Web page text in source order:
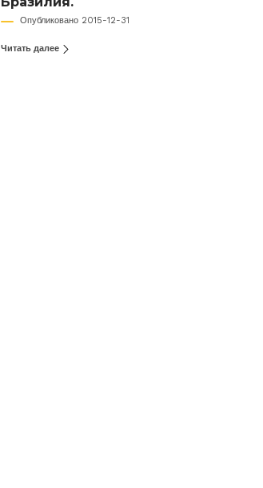
Опубликовано 2015-12-31
Читать далее